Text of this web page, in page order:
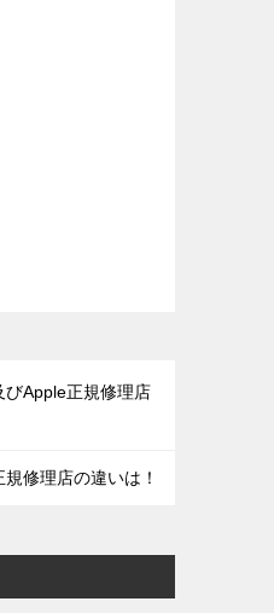
びApple正規修理店
修理店の違いは！